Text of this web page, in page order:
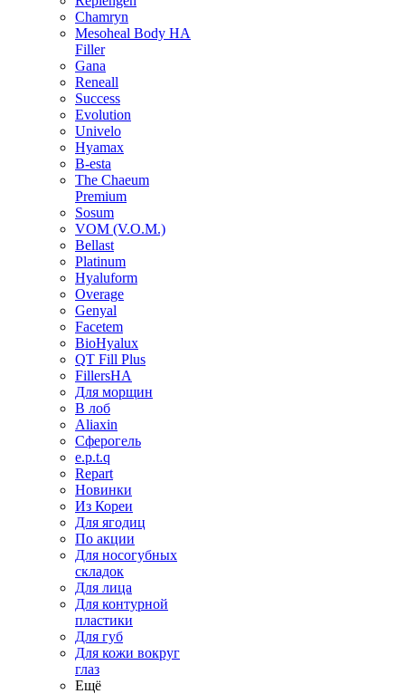
Chamryn
Mesoheal Body HA
Filler
Gana
Reneall
Success
Evolution
Univelo
Hyamax
B-esta
The Chaeum
Premium
Sosum
VOM (V.O.M.)
Bellast
Platinum
Hyaluform
Overage
Genyal
Facetem
BioHyalux
QT Fill Plus
FillersHA
Для морщин
В лоб
Aliaxin
Сферогель
e.p.t.q
Repart
Новинки
Из Кореи
Для ягодиц
По акции
Для носогубных
складок
Для лица
Для контурной
пластики
Для губ
Для кожи вокруг
глаз
Ещё